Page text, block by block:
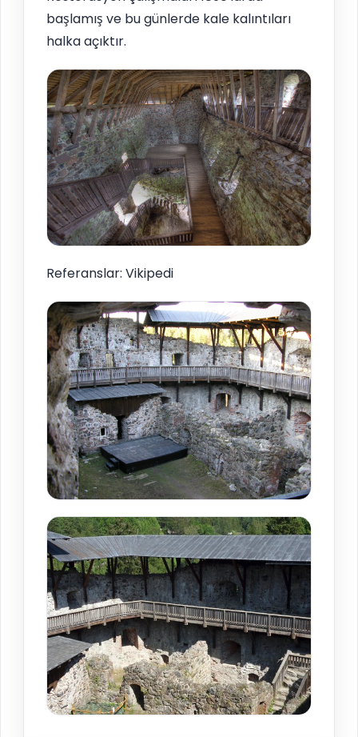
başlamış ve bu günlerde kale kalıntıları
halka açıktır.
Referanslar: Vikipedi